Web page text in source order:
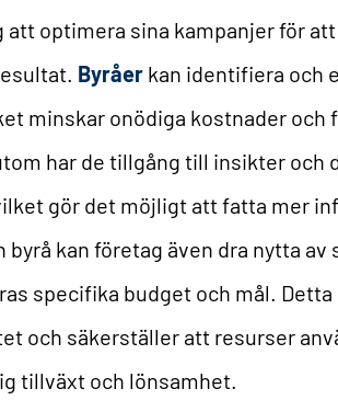
att optimera sina kampanjer för
Byråer kan identifiera och
minskar onödiga kostnader och
har de tillgång till insikter och
gör det möjligt att fatta mer
byrå kan företag även dra nytta av
specifika budget och mål.
och säkerställer att resurser
tillväxt och lönsamhet.